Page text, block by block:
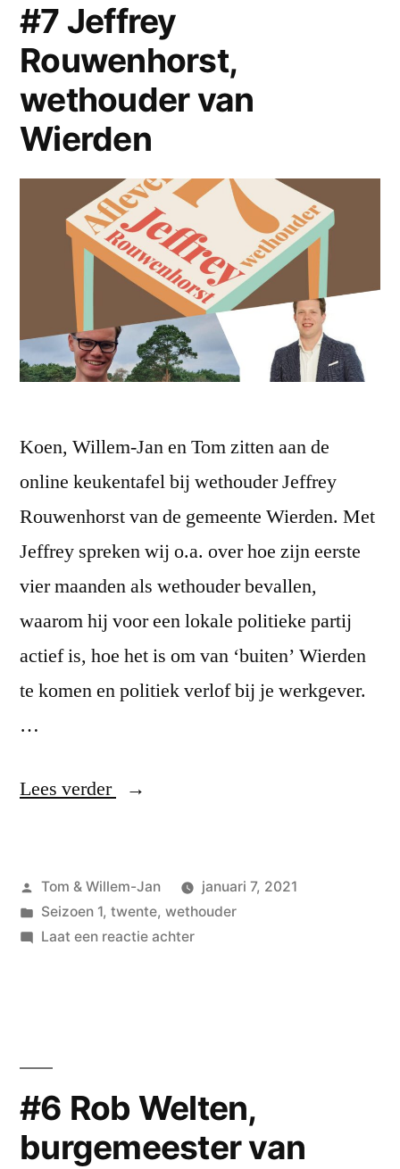
#7 Jeffrey
Rouwenhorst,
wethouder van
Wierden
Koen, Willem-Jan en Tom zitten aan de
online keukentafel bij wethouder Jeffrey
Rouwenhorst van de gemeente Wierden. Met
Jeffrey spreken wij o.a. over hoe zijn eerste
vier maanden als wethouder bevallen,
waarom hij voor een lokale politieke partij
actief is, hoe het is om van ‘buiten’ Wierden
te komen en politiek verlof bij je werkgever.
…
Lees verder
“#7
wethouder
van
Geplaatst
door
Tom & Willem-Jan
januari 7, 2021
Geplaatst
in
Seizoen 1, twente, wethouder
Laat een reactie achterop
#6 Rob Welten,
burgemeester van